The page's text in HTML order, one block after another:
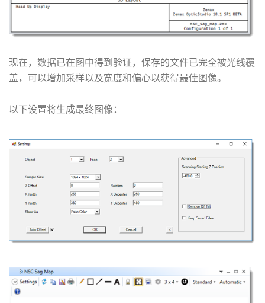
现在，数据已在图中得到验证，保存的文件已完全被光线覆
盖，可以增加采样以及宽度和偏心以获得最佳图像。
以下设置将生成最终图像：